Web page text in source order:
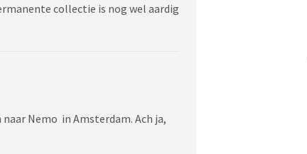
collectie is nog wel aardig
Nemo in Amsterdam. Ach ja,